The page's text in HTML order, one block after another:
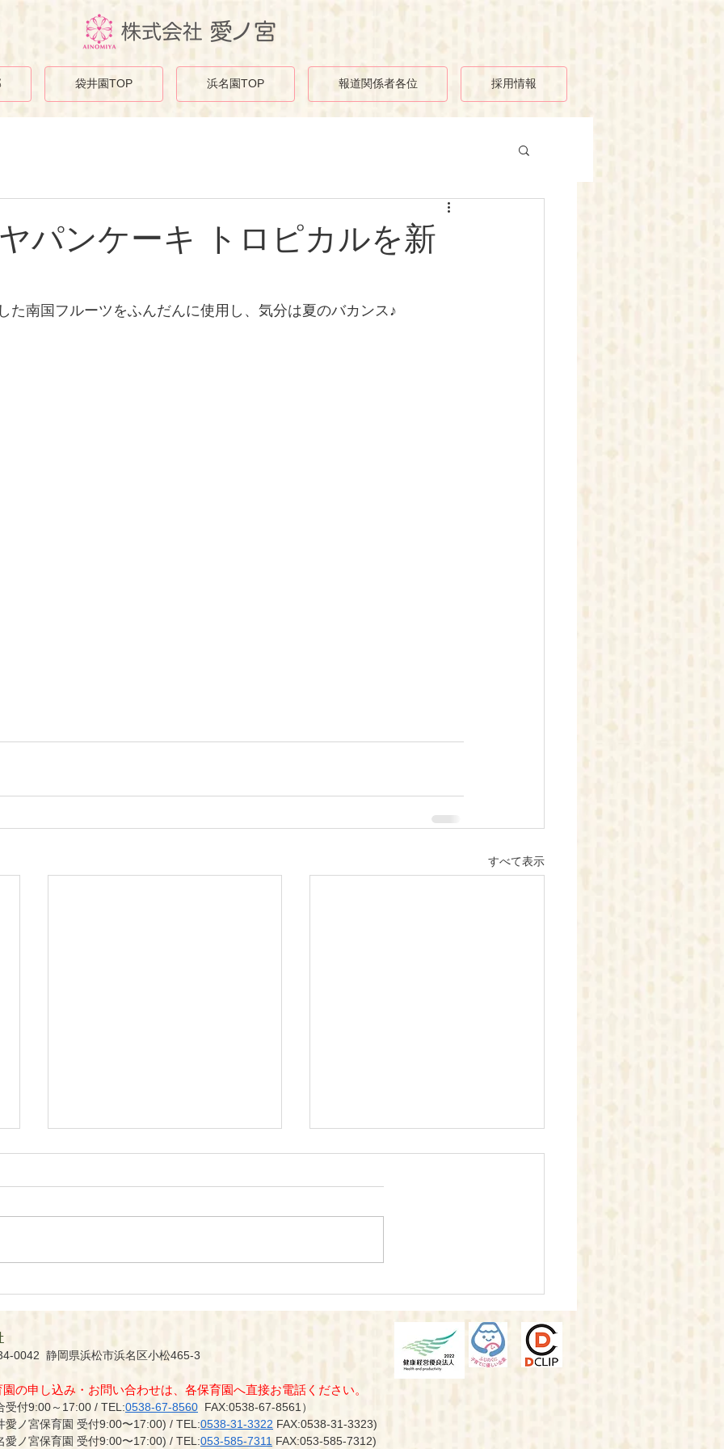
袋井園TOP 浜名園TOP 報道関係者各位 採用情報
パンケーキ トロピカルを新
た南国フルーツをふんだんに使用し、気分は夏のバカンス♪
すべて表示
開店
保育園の入園状況更新
0042 静岡県浜松市浜名 区小松465-3
園の申し込み・お問い合わせは、各保育園へ直接お電話ください。
受付9:00～17:00 / TEL:0538-67-8560 FAX:0538-67-8561）
愛ノ宮保育園 受付9:00〜17:00) / TEL:0538-31-3322 FAX:0538-31-3323)
愛ノ宮保育園 受付9:00〜17:00) / TEL:053-585-7311 FAX:053-585-7312)